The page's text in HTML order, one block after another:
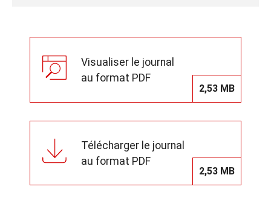
Visualiser le journal
au format PDF
2,53 MB
Télécharger le journal
au format PDF
2,53 MB